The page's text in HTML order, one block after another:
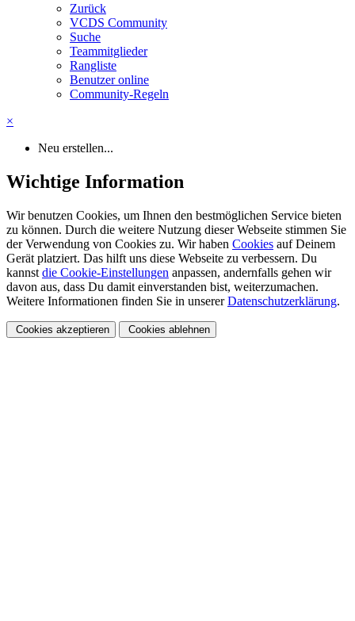
Zurück
VCDS Community
Suche
Teammitglieder
Rangliste
Benutzer online
Community-Regeln
×
Neu erstellen...
Wichtige Information
Wir benutzen Cookies, um Ihnen den bestmöglichen Service bieten
zu können. Durch die weitere Nutzung dieser Webseite stimmen Sie
der Verwendung von Cookies zu. Wir haben Cookies auf Deinem
Gerät platziert. Das hilft uns diese Webseite zu verbessern. Du
kannst die Cookie-Einstellungen anpassen, andernfalls gehen wir
davon aus, dass Du damit einverstanden bist, weiterzumachen.
Weitere Informationen finden Sie in unsererDatenschutzerklärung.
Cookies akzeptieren Cookies ablehnen